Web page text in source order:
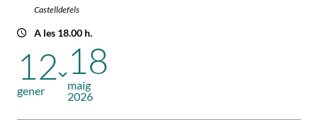
Castelldefels
A les 18.00 h.
12
gener
18
maig
2026